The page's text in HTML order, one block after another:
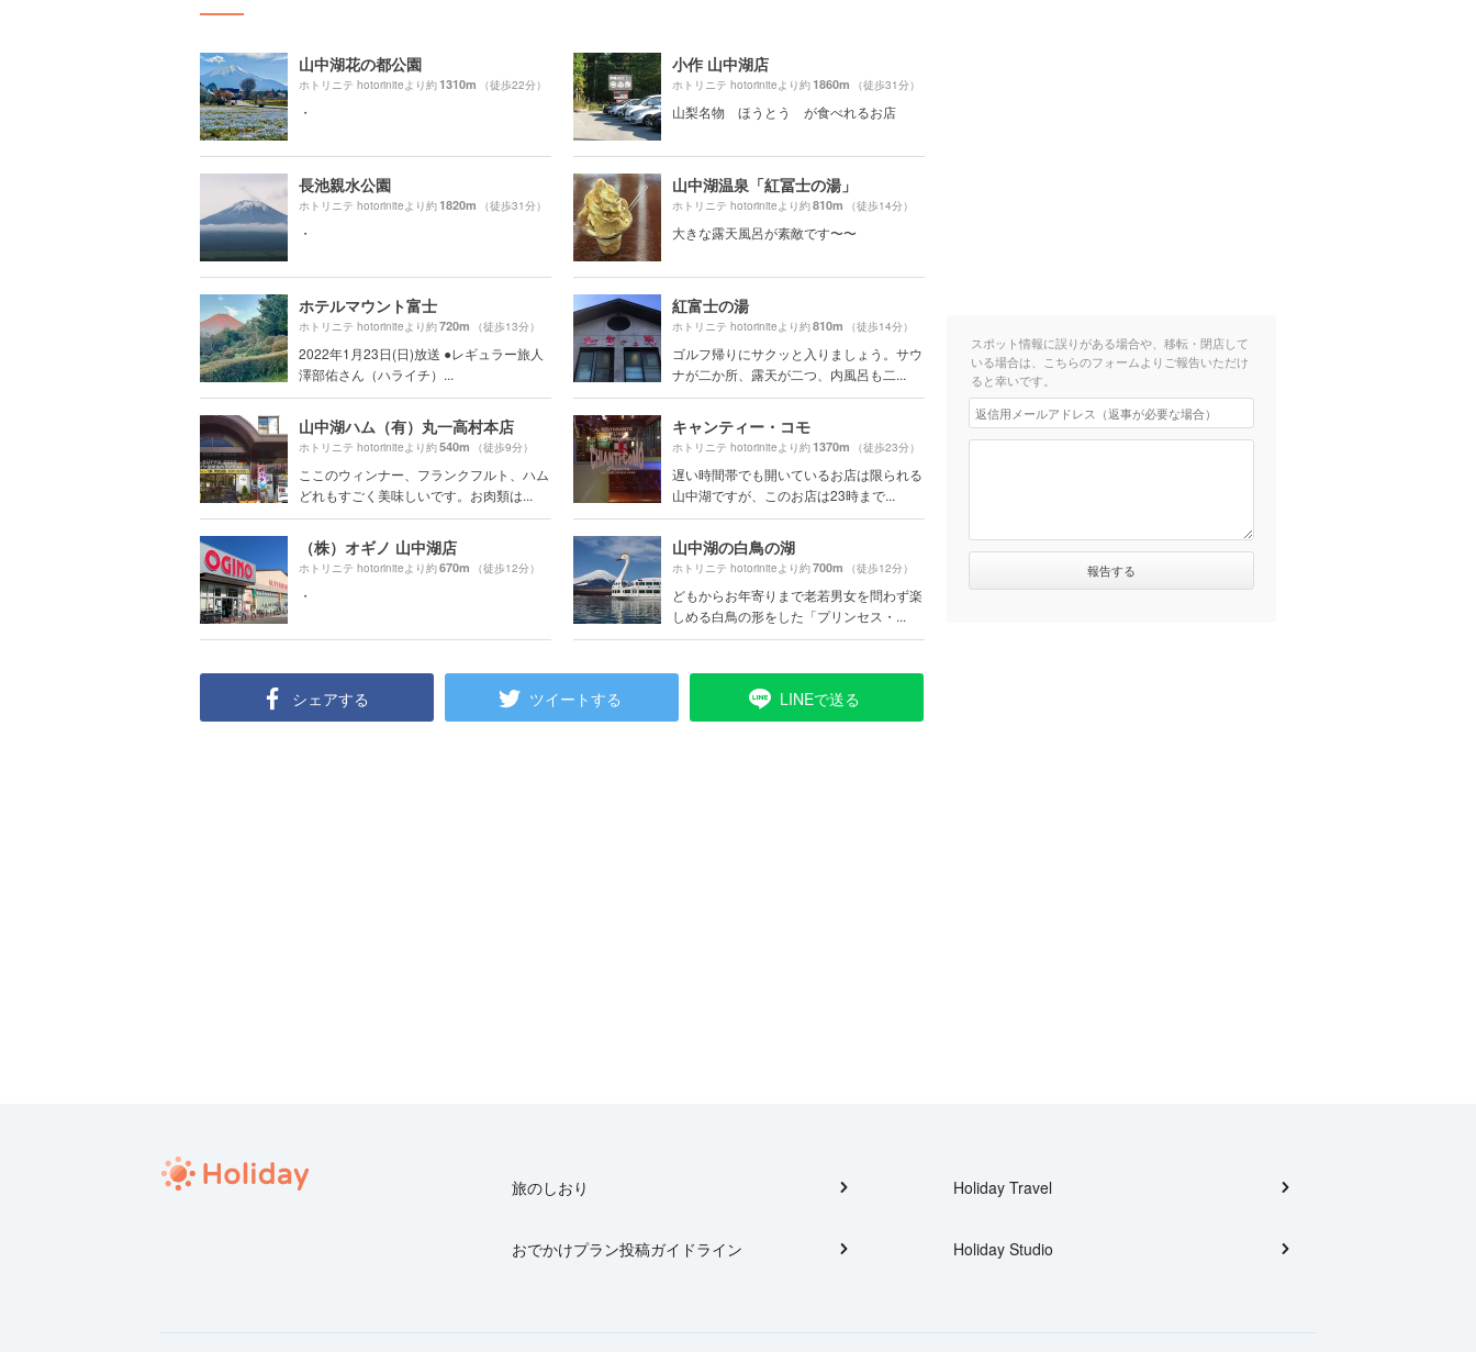
山中湖花の都公園
ホトリニテ hotoriniteより約1310m （徒歩22分）
・
小作 山中湖店
ホトリニテ hotoriniteより約1860m （徒歩31分）
山梨名物 ほうとう が食べれるお店
長池親水公園
ホトリニテ hotoriniteより約1820m （徒歩31分）
・
山中湖温泉「紅冨士の湯」
ホトリニテ hotoriniteより約810m （徒歩14分）
大きな露天風呂が素敵です〜〜
ホテルマウント富士
ホトリニテ hotoriniteより約720m （徒歩13分）
2022年1月23日(日)放送 ●レギュラー旅人
澤部佑さん（ハライチ）...
紅富士の湯
ホトリニテ hotoriniteより約810m （徒歩14分）
ゴルフ帰りにサクッと入りましょう。サウ
ナが二か所、露天が二つ、内風呂も二...
山中湖ハム（有）丸一高村本店
ホトリニテ hotoriniteより約540m （徒歩9分）
ここのウィンナー、フランクフルト、ハム
どれもすごく美味しいです。お肉類は...
キャンティー・コモ
ホトリニテ hotoriniteより約1370m （徒歩23分）
遅い時間帯でも開いているお店は限られる
山中湖ですが、このお店は23時まで...
（株）オギノ 山中湖店
ホトリニテ hotoriniteより約670m （徒歩12分）
・
山中湖の白鳥の湖
ホトリニテ hotoriniteより約700m （徒歩12分）
どもからお年寄りまで老若男女を問わず楽
しめる白鳥の形をした「プリンセス・...
シェアする ツイートする LINEで送る
スポット情報に誤りがある場合や、移転・閉店して
いる場合は、こちらのフォームよりご報告いただけ
ると幸いです。
旅のしおり
おでかけプラン投稿ガイドライン
Holiday Travel
Holiday Studio